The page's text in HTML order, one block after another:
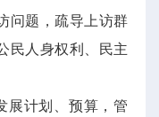
问题，疏导上访群
民人身权利、民主
展计划、预算，管